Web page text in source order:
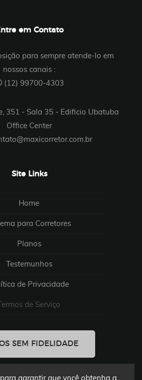
em Contato
para sempre atende-lo em
nossos canais :
(12) 99700-4303
351 - Sala 35 - Edificio Ubatuba
Office Center
Site Links
Home
para Corretores
Planos
Testemunhos
de Privacidade
Termos de Serviço
SEM FIDELIDADE
garantir que você obtenha a